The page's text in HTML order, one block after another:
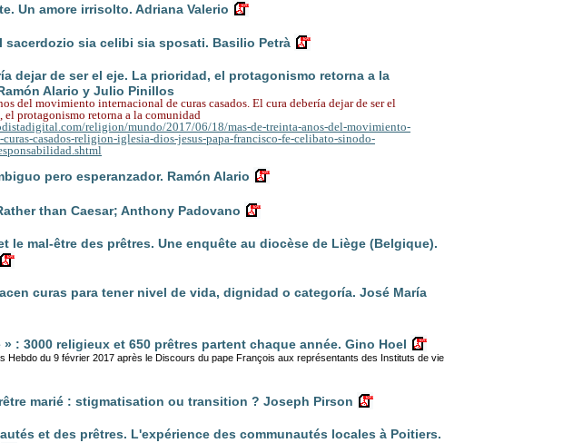
Un amore irrisolto. Adriana Valerio
sacerdozio sia celibi sia sposati. Basilio Petrà
dejar de ser el eje. La prioridad, el protagonismo retorna a la
Alario y Julio Pinillos
del movimiento internacional de curas casados. El cura debería dejar de ser el
el protagonismo retorna a la comunidad
religion/mundo/2017/06/18/mas-de-treinta-anos-del-movimiento-
casados-religion-iglesia-dios-jesus-papa-francisco-fe-celibato-sinodo-
pero esperanzador. Ramón Alario
than Caesar; Anthony Padovano
le mal-être des prêtres. Une enquête au diocèse de Liège (Belgique).
curas para tener nivel de vida, dignidad o categoría. José María
» : 3000 religieux et 650 prêtres partent chaque année. Gino Hoel
Hebdo du 9 février 2017 après le Discours du pape François aux représentants des Instituts de vie
marié : stigmatisation ou transition ? Joseph Pirson
et des prêtres. L'expérience des communautés locales à Poitiers.